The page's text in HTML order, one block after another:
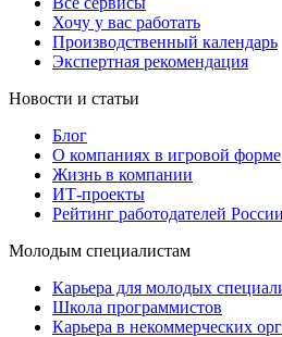
Хочу у вас работать
Производственный календарь
Экспертная рекомендация
Новости и статьи
Блог
О компаниях в игровой форме
Жизнь в компании
ИТ-проекты
Рейтинг работодателей России
Молодым специалистам
Карьера для молодых
Школа программистов
Карьера в некоммерческих